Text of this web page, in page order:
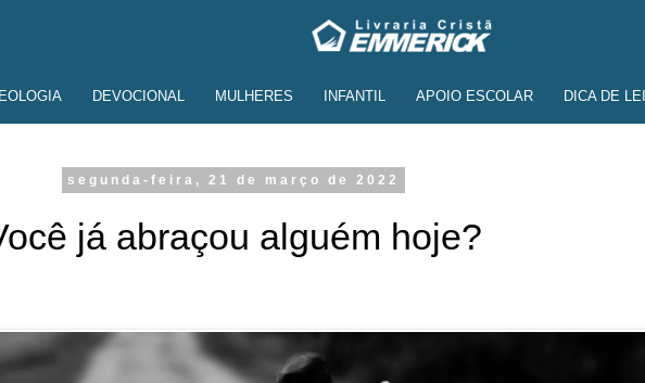
DEVOCIONAL MULHERES INFANTIL APOIO ESCOLAR DICA DE
segunda-feira, 21 de março de 2022
já abraçou alguém hoje?